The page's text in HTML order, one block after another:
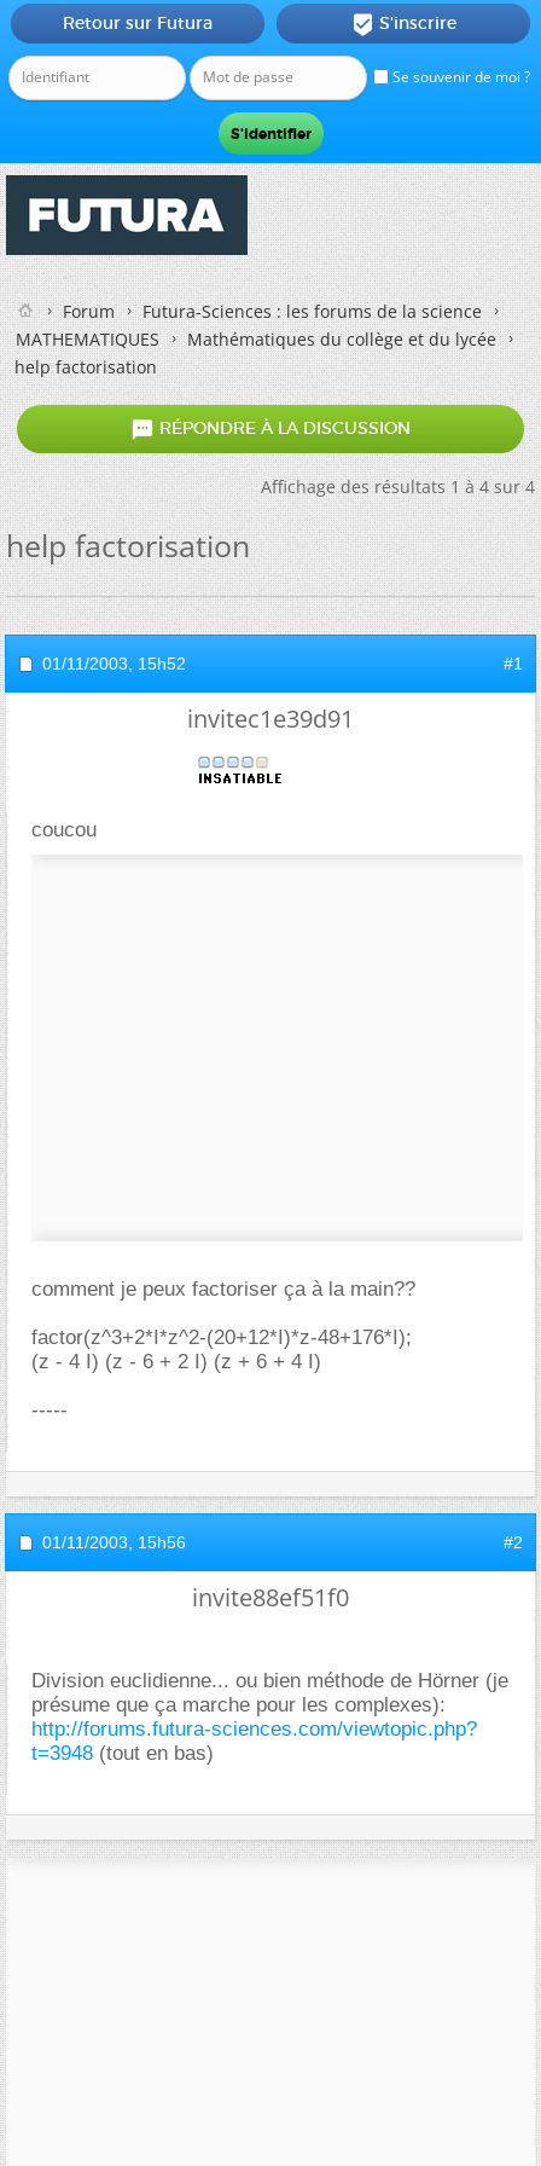
Se souvenir de moi ?
Retour sur Futura  S'inscrire
Forum
Futura-Sciences : les forums de la science
MATHEMATIQUES
Mathématiques du collège et du lycée
help factorisation
 RÉPONDRE À LA DISCUSSION
Affichage des résultats 1 à 4 sur 4
help factorisation
01/11/2003, 15h52 #1
invitec1e39d91
coucou
comment je peux factoriser ça à la main??
factor(z^3+2*I*z^2-(20+12*I)*z-48+176*I);
(z - 4 I) (z - 6 + 2 I) (z + 6 + 4 I)
-----
01/11/2003, 15h56 #2
invite88ef51f0
Division euclidienne... ou bien méthode de Hörner (je
présume que ça marche pour les complexes):
http://forums.futura-sciences.com/viewtopic.php?
t=3948 (tout en bas)